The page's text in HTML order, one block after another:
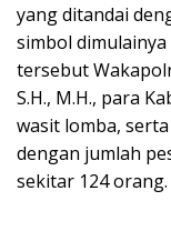
yang ditandai
simbol
tersebut
S.H., M.H., para
wasit lomba,
dengan jumlah
sekitar 124 orang.